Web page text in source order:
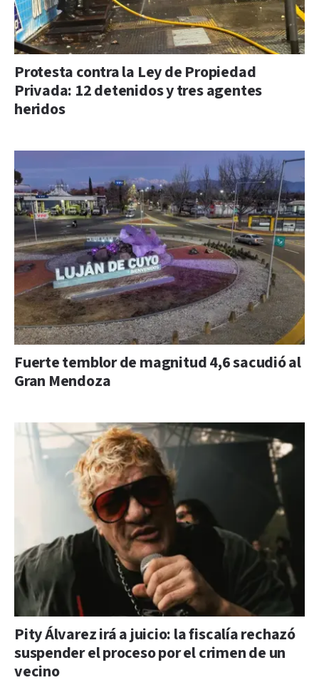
Protesta contra la Ley de Propiedad
Privada: 12 detenidos y tres agentes
heridos
Fuerte temblor de magnitud 4,6 sacudió al
Gran Mendoza
Pity Álvarez irá a juicio: la fiscalía rechazó
suspender el proceso por el crimen de un
vecino